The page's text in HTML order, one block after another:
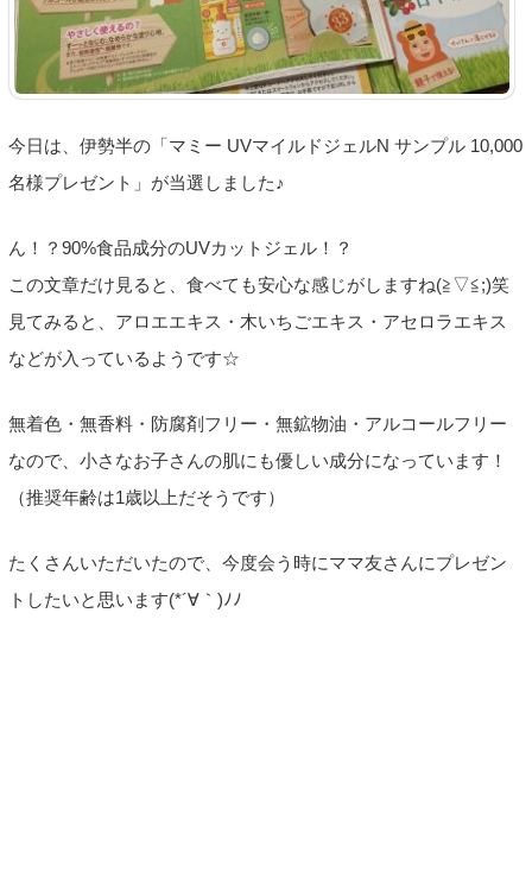
今日は、伊勢半の「マミー UVマイルドジェルN サンプル 10,000
名様プレゼント」が当選しました♪
ん！？90%食品成分のUVカットジェル！？
この文章だけ見ると、食べても安心な感じがしますね(≧▽≦;)笑
見てみると、アロエエキス・木いちごエキス・アセロラエキス
などが入っているようです☆
無着色・無香料・防腐剤フリー・無鉱物油・アルコールフリー
なので、小さなお子さんの肌にも優しい成分になっています！
（推奨年齢は1歳以上だそうです）
たくさんいただいたので、今度会う時にママ友さんにプレゼン
トしたいと思います(*´∀｀)ﾉﾉ